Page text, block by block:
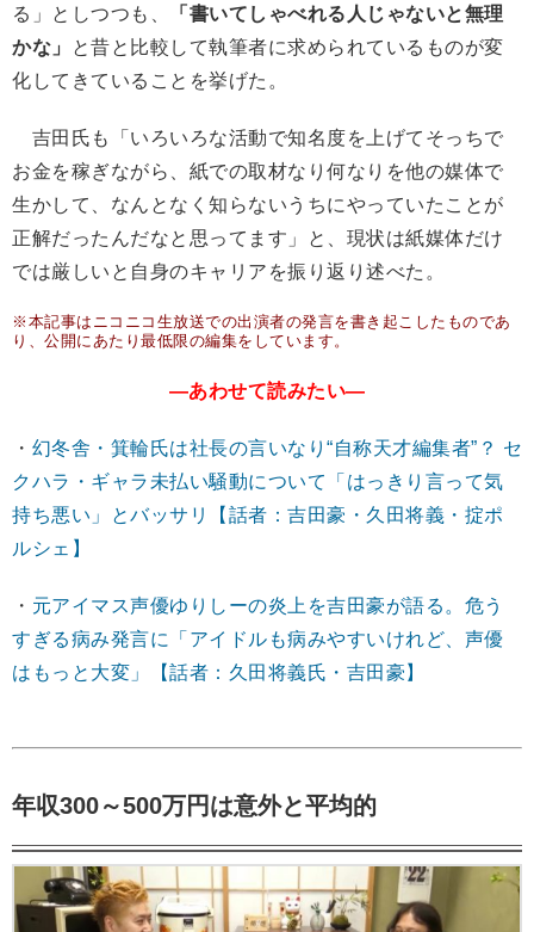
る」としつつも、
「書いてしゃべれる人じゃないと無理
かな」
と昔と比較して執筆者に求められているものが変
化してきていることを挙げた。
吉田氏も「いろいろな活動で知名度を上げてそっちで
お金を稼ぎながら、紙での取材なり何なりを他の媒体で
生かして、なんとなく知らないうちにやっていたことが
正解だったんだなと思ってます」と、現状は紙媒体だけ
では厳しいと自身のキャリアを振り返り述べた。
※本記事はニコニコ生放送での出演者の発言を書き起こしたものであ
り、公開にあたり最低限の編集をしています。
―あわせて読みたい―
・ 幻冬舎・箕輪氏は社長の言いなり“自称天才編集者”？ セ
クハラ・ギャラ未払い騒動について「はっきり言って気
持ち悪い」とバッサリ【話者：吉田豪・久田将義・掟ポ
ルシェ】
・ 元アイマス声優ゆりしーの炎上を吉田豪が語る。危う
すぎる病み発言に「アイドルも病みやすいけれど、声優
はもっと大変」【話者：久田将義氏・吉田豪】
年収300～500万円は意外と平均的